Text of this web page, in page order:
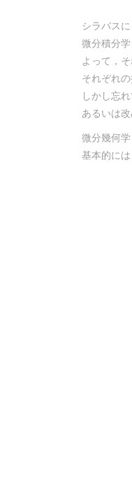
シラバス
微分積分
よって，
それぞれ
しかし忘
あるいは
微分幾何
基本的に